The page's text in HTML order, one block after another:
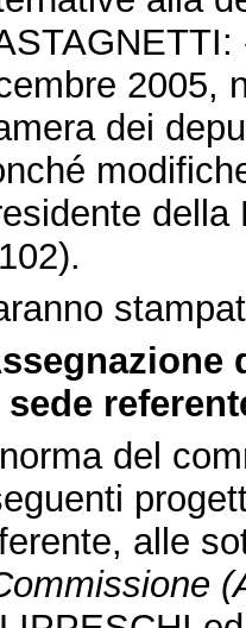
2005,
dei
della
sede
del
alle